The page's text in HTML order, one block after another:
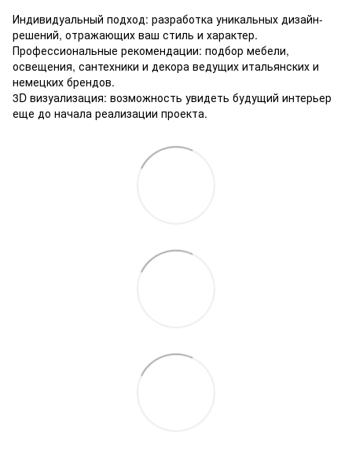
Индивидуальный подход: разработка уникальных дизайн-
решений, отражающих ваш стиль и характер.
Профессиональные рекомендации: подбор мебели,
освещения, сантехники и декора ведущих итальянских и
немецких брендов.
3D визуализация: возможность увидеть будущий интерьер
еще до начала реализации проекта.